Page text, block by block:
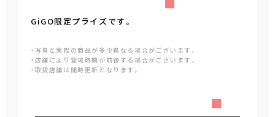
GiGO限定プライズです。
・写真と実際の商品が多少異なる場合がございます。
・店舗により登場時期が前後する場合がございます。
・取扱店舗は随時更新となります。